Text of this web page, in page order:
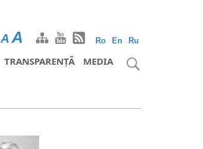
Ro En Ru
A A
TRANSPARENȚĂ MEDIA